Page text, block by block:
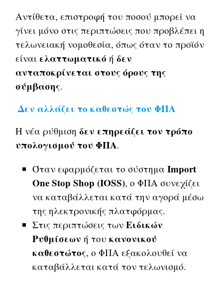
Αντίθετα, επιστροφή του ποσού μπορεί να
γίνει μόνο στις περιπτώσεις που προβλέπει η
τελωνειακή νομοθεσία, όπως όταν το προϊόν
είναι ελαττωματικό ήδεν
ανταποκρίνεται στους όρους της
σύμβασης.
Δεν αλλάζει το καθεστώς του ΦΠΑ
Η νέα ρύθμισηδεν επηρεάζει τον τρόπο
υπολογισμού του ΦΠΑ.
Όταν εφαρμόζεται το σύστημα Import
One Stop Shop (IOSS), ο ΦΠΑ συνεχίζει
να καταβάλλεται κατά την αγορά μέσω
της ηλεκτρονικής πλατφόρμας.
Στις περιπτώσεις των Ειδικών
Ρυθμίσεων ή του κανονικού
καθεστώτος, ο ΦΠΑ εξακολουθεί να
καταβάλλεται κατά τον τελωνισμό.